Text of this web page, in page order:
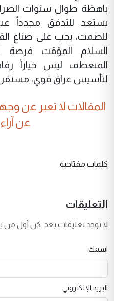
باهظة طوال سنوات الصراع
يستعد للتدفق مجدداً
للصمت، يجب على صناع
السلام المؤقت فرصة
المنعطف ليس خياراً
لتأسيس عراق قوي،
المقالات لا تعبر عن
عن
كلمات مفتاحية
التعليقات
لا توجد تعليقات بعد. كن أول من
اسمك
البريد الإلكتروني